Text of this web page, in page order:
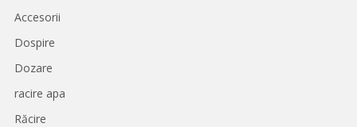
Accesorii
Dospire
Dozare
racire apa
Răcire